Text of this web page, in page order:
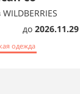
до 2026.11.29
одежда